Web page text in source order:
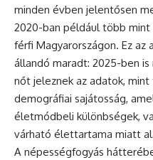
minden évben jelentősen
2020-ban például több
férfi Magyarországon. Ez az
állandó maradt: 2025-ben
nőt jeleznek az adatok,
demográfiai sajátosság,
életmódbeli különbségek,
várható élettartama miatt
A népességfogyás